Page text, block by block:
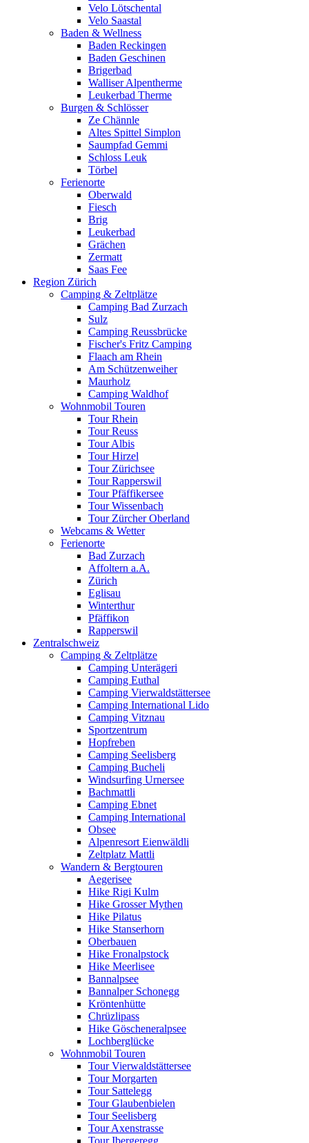
Velo Lötschental
Velo Saastal
Baden & Wellness
Baden Reckingen
Baden Geschinen
Brigerbad
Walliser Alpentherme
Leukerbad Therme
Burgen & Schlösser
Ze Chännle
Altes Spittel Simplon
Saumpfad Gemmi
Schloss Leuk
Törbel
Ferienorte
Oberwald
Fiesch
Brig
Leukerbad
Grächen
Zermatt
Saas Fee
Region Zürich
Camping & Zeltplätze
Camping Bad Zurzach
Sulz
Camping Reussbrücke
Fischer's Fritz Camping
Flaach am Rhein
Am Schützenweiher
Maurholz
Camping Waldhof
Wohnmobil Touren
Tour Rhein
Tour Reuss
Tour Albis
Tour Hirzel
Tour Zürichsee
Tour Rapperswil
Tour Pfäffikersee
Tour Wissenbach
Tour Zürcher Oberland
Webcams & Wetter
Ferienorte
Bad Zurzach
Affoltern a.A.
Zürich
Eglisau
Winterthur
Pfäffikon
Rapperswil
Zentralschweiz
Camping & Zeltplätze
Camping Unterägeri
Camping Euthal
Camping Vierwaldstättersee
Camping International Lido
Camping Vitznau
Sportzentrum
Hopfreben
Camping Seelisberg
Camping Bucheli
Windsurfing Urnersee
Bachmattli
Camping Ebnet
Camping International
Obsee
Alpenresort Eienwäldli
Zeltplatz Mattli
Wandern & Bergtouren
Aegerisee
Hike Rigi Kulm
Hike Grosser Mythen
Hike Pilatus
Hike Stanserhorn
Oberbauen
Hike Fronalpstock
Hike Meerlisee
Bannalpsee
Bannalper Schonegg
Kröntenhütte
Chrüzlipass
Hike Göscheneralpsee
Lochberglücke
Wohnmobil Touren
Tour Vierwaldstättersee
Tour Morgarten
Tour Sattelegg
Tour Glaubenbielen
Tour Seelisberg
Tour Axenstrasse
Tour Ibergeregg